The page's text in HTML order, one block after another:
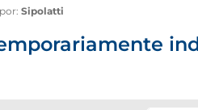
- 110 volts
Sipolatti